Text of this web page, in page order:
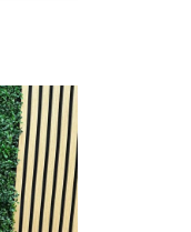
Añadir
a la
lista de
deseos